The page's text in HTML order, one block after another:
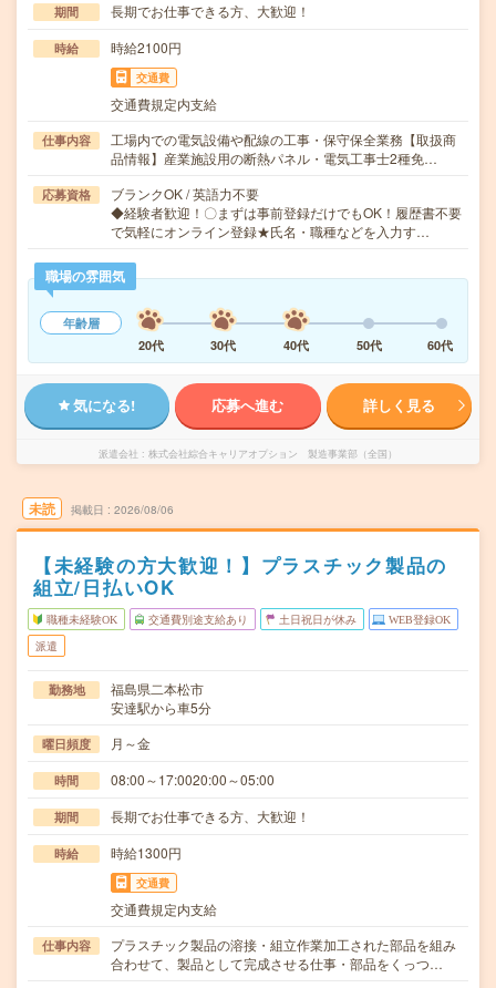
期間 長期でお仕事できる方、大歓迎！
時給 時給2100円
交通費
交通費規定内支給
仕事内容
工場内での電気設備や配線の工事・保守保全業務【取扱商
品情報】産業施設用の断熱パネル・電気工事士2種免…
応募資格
ブランクOK / 英語力不要
◆経験者歓迎！〇まずは事前登録だけでもOK！履歴書不要
で気軽にオンライン登録★氏名・職種などを入力す…
職場の雰囲気
年齢層
20代
30代 40代 50代 60代
気になる! 応募へ進む 詳しく見る
派遣会社 株式会社綜合キャリアオプション 製造事業部（全国）
未読 掲載日 2026/08/06
【未経験の方大歓迎！】プラスチック製品の
組立/日払いOK
職種未経験OK 交通費別途支給あり 土日祝日が休み WEB登録OK
派遣
勤務地
福島県二本松市
安達駅から車5分
曜日頻度 月～金
時間 08:00～17:0020:00～05:00
期間 長期でお仕事できる方、大歓迎！
時給 時給1300円
交通費
交通費規定内支給
仕事内容
プラスチック製品の溶接・組立作業加工された部品を組み
合わせて、製品として完成させる仕事・部品をくっつ…